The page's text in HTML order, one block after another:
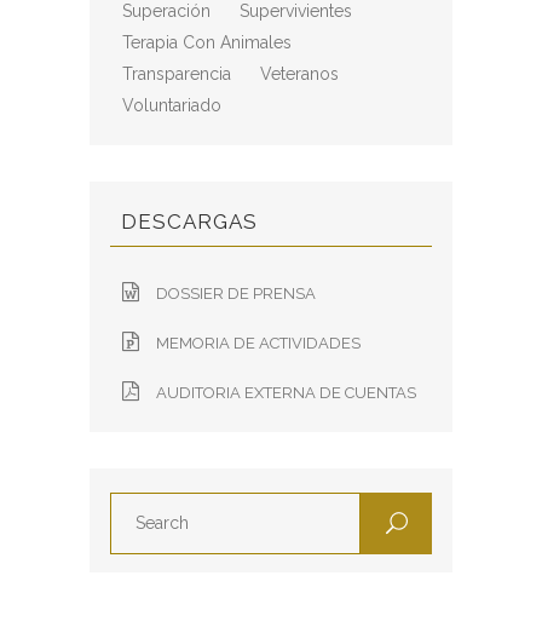
Superación
Supervivientes
Terapia Con Animales
Transparencia
Veteranos
Voluntariado
DESCARGAS
DOSSIER DE PRENSA
MEMORIA DE ACTIVIDADES
AUDITORIA EXTERNA DE CUENTAS